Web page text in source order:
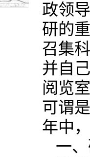
政领
研的
召集
并自
阅览
可谓
年中
一